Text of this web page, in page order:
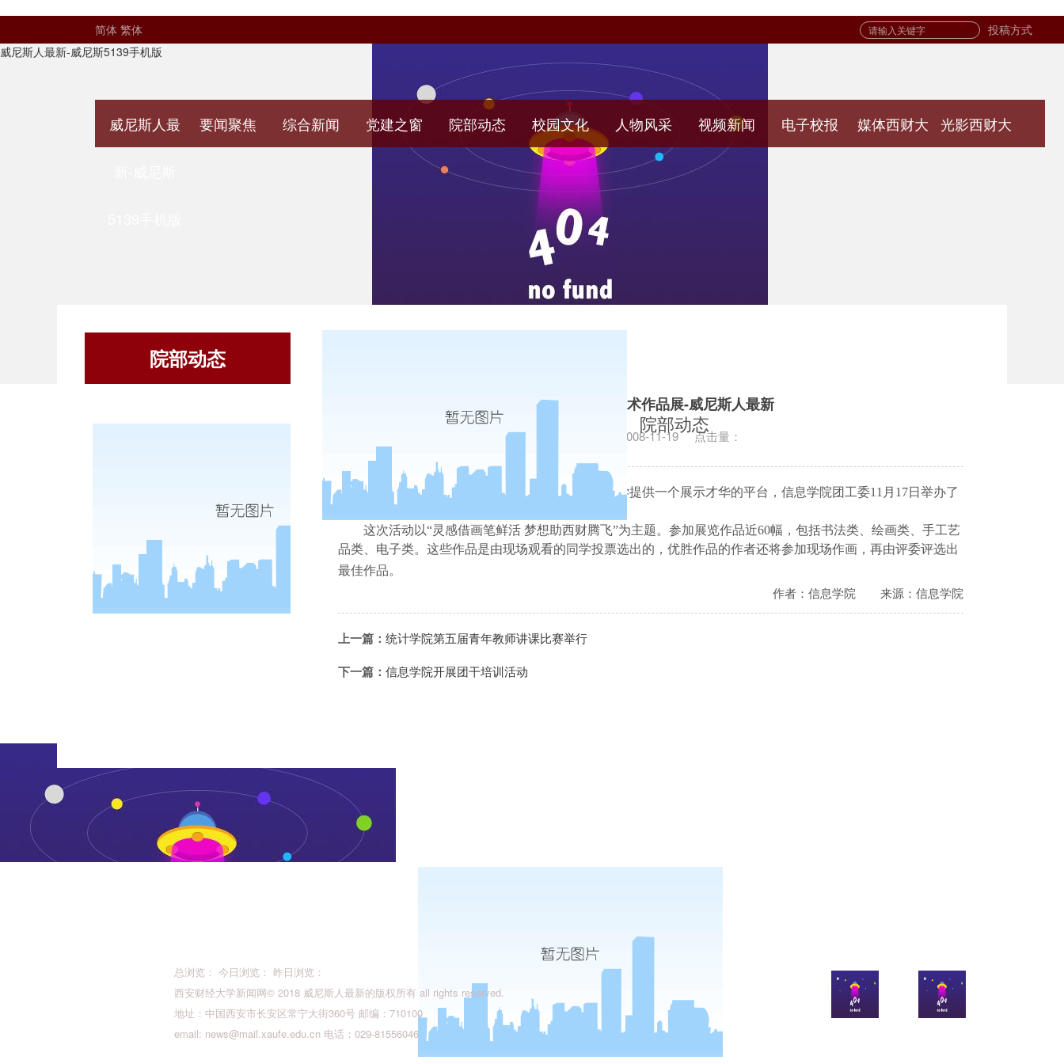
简体 繁体
投稿方式
威尼斯人最新-威尼斯5139手机版
威尼斯人最 要闻聚焦 综合新闻 党建之窗 院部动态 校园文化 人物风采 视频新闻 电子校报 媒体西财大 光影西财大
院部动态
院部动态
信息学院举办艺术作品展-威尼斯人最新
发布日期：2008-11-19 点击量：
为了提高同学们的文化素养，给爱好艺术的同学提供一个展示才华的平台，信息学院团工委11 月 17日 举办了
这次活动以“灵感借画笔鲜活 梦想助西财腾飞”为主题。参加展览作品近60幅，包括书法类、绘画类、手工艺
品类、电子类。这些作品是由现场观看的同学投票选出的，优胜作品的作者还将参加现场作画，再由评委评选出
最佳作品。
作者：信息学院 来源：信息学院
上一篇： 统计学院第五届青年教师讲课比赛举行
下一篇： 信息学院开展团干培训活动
总浏览： 今日浏览： 昨日浏览：
西安财经大学新闻网© 2018 威尼斯人最新的版权所有 all rights reserved.
地址：中国西安市长安区常宁大街360号 邮编：710100
email: news@mail.xaufe.edu.cn 电话：029-81556046